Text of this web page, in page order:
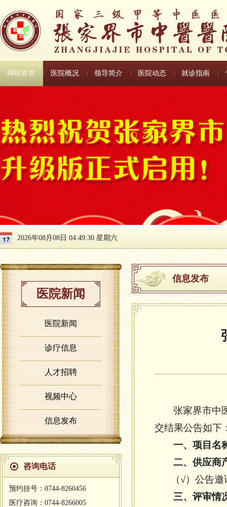
网站首页 医院概况 领导简介 医院动态 就诊指南
2026年08月08日 04:49:31 星期六
医院新闻
医院新闻
诊疗信息
人才招聘
视频中心
信息发布
咨询电话
预约挂号：0744-8260456
医疗咨询：0744-8266005
信息发布
张家界市中
交结果公告如下
一、项目名
二、供应商
（√）公告
三、评审情